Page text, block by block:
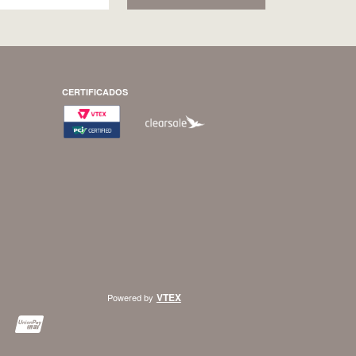
CERTIFICADOS
Powered by VTEX